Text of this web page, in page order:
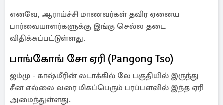
எனவே, ஆராய்ச்சி மாணவர்கள் தவிர ஏனைய
பார்வையாளர்களுக்கு இங்கு செல்ல தடை
விதிக்கப்பட்டுள்ளது.
பாங்கோங் சோ ஏரி (Pangong Tso)
ஜம்மு - காஷ்மீரின் லடாக்கில் லே பகுதியில் இருந்து
சீன எல்லை வரை மிகப்பெரும் பரப்பளவில் இந்த ஏரி
அமைந்துள்ளது.